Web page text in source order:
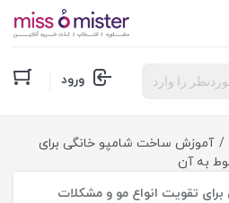
ورود
آموزش ساخت شامپو خانگی برای
به آن
تقویت انواع مو و مشکلات